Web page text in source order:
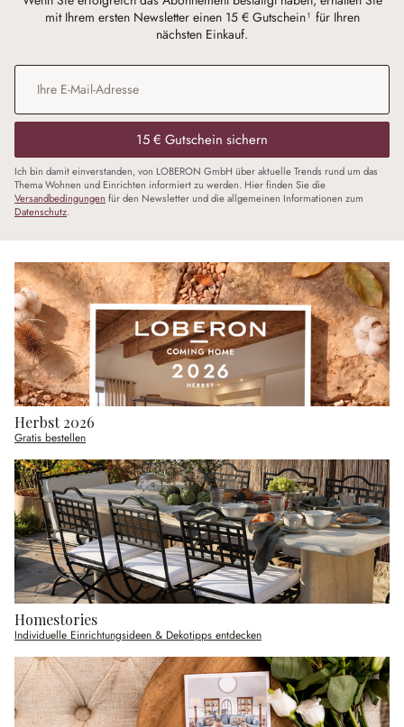
mit Ihrem ersten Newsletter einen 15 € Gutschein¹ für Ihren
nächsten Einkauf.
E-Mail-Adresse
15 € Gutschein sichern
Ich bin damit einverstanden, von LOBERON GmbH über aktuelle Trends rund um das
Thema Wohnen und Einrichten informiert zu werden. Hier finden Sie die
Versandbedingungen für den Newsletter und die allgemeinen Informationen zum
Datenschutz.
Herbst 2026
Gratis bestellen
Homestories
Individuelle Einrichtungsideen & Dekotipps entdecken